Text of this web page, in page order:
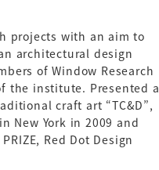
projects with an aim to
architectural design
of Window Research
the institute. Presented a
craft art “TC&D”,
New York in 2009 and
Red Dot Design